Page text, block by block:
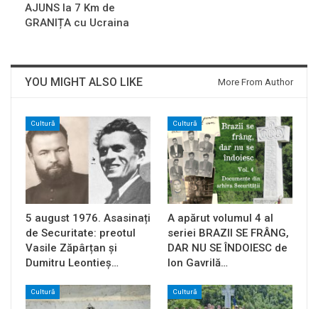
AJUNS la 7 Km de
GRANIȚA cu Ucraina
YOU MIGHT ALSO LIKE More From Author
Cultură
5 august 1976. Asasinați
de Securitate: preotul
Vasile Zăpârțan și
Dumitru Leontieș…
Cultură
A apărut volumul 4 al
seriei BRAZII SE FRÂNG,
DAR NU SE ÎNDOIESC de
Ion Gavrilă…
Cultură Cultură